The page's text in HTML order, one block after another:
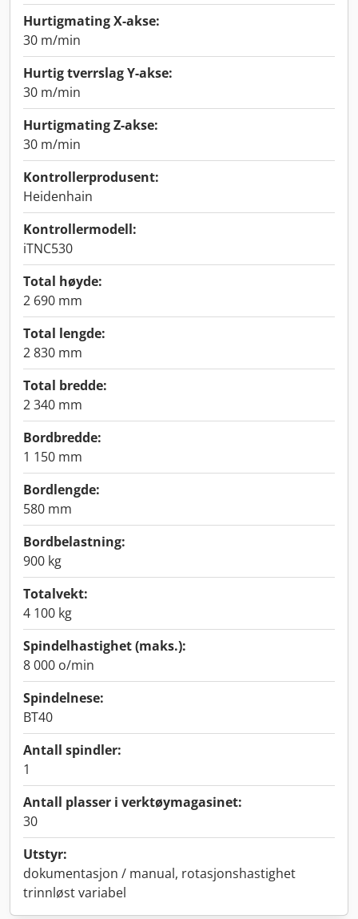
Hurtigmating X-akse:
30 m/min
Hurtig tverrslag Y-akse:
30 m/min
Hurtigmating Z-akse:
30 m/min
Kontrollerprodusent:
Heidenhain
Kontrollermodell:
iTNC530
Total høyde:
2 690 mm
Total lengde:
2 830 mm
Total bredde:
2 340 mm
Bordbredde:
1 150 mm
Bordlengde:
580 mm
Bordbelastning:
900 kg
Totalvekt:
4 100 kg
Spindelhastighet (maks.):
8 000 o/min
Spindelnese:
BT40
Antall spindler:
1
Antall plasser i verktøymagasinet:
30
Utstyr:
dokumentasjon / manual, rotasjonshastighet
trinnløst variabel